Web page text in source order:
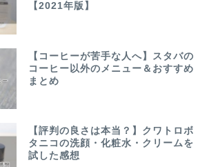
【2021年版】
【コーヒーが苦手な人へ】スタバの
コーヒー以外のメニュー＆おすすめ
まとめ
【評判の良さは本当？】クワトロボ
タニコの洗顔・化粧水・クリームを
試した感想